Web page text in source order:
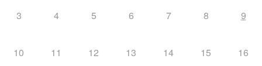
3 4 5 6 7 8 9
10 11 12 13 14 15 16